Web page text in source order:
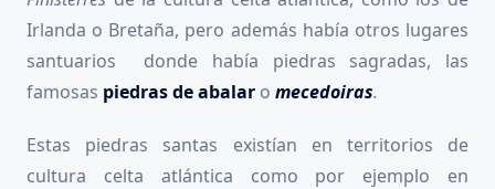
Irlanda o Bretaña, pero además había otros lugares
santuarios donde había piedras sagradas, las
famosas piedras de abalar o mecedoiras.
Estas piedras santas existían en territorios de
cultura celta atlántica como por ejemplo en